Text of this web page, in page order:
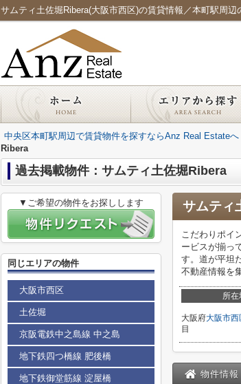
サムティ土佐堀Ribera(大阪市西区)の賃貸情報／本町駅周
中央区本町駅周辺で賃貸物件を探すならAnz Real Estateへ
Ribera
過去掲載物件：サムティ土佐堀Ribera
サムティ
こだわりポイ
ービスが揃っ
す。道が平坦
不動産情報を
所在
大阪府大阪市西
目
物件情報
▼ご希望の物件をお探しします
同じエリアの物件
大阪市西区
土佐堀
京阪電鉄中之島線 中之島
地下鉄四つ橋線 肥後橋
地下鉄御堂筋線 淀屋橋